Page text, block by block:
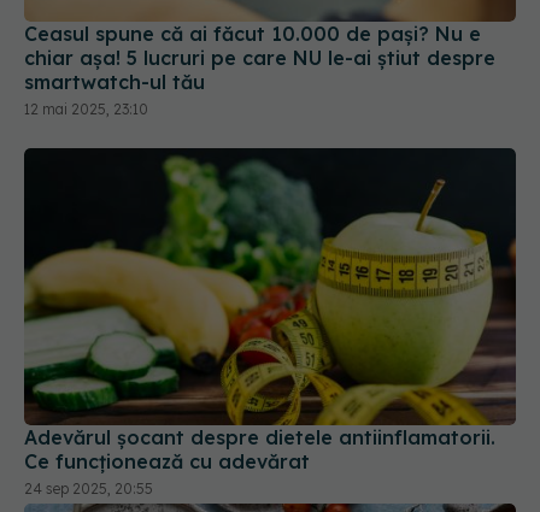
Ceasul spune că ai făcut 10.000 de pași? Nu e
chiar așa! 5 lucruri pe care NU le-ai știut despre
smartwatch-ul tău
12 mai 2025, 23:10
Adevărul șocant despre dietele antiinflamatorii.
Ce funcționează cu adevărat
24 sep 2025, 20:55